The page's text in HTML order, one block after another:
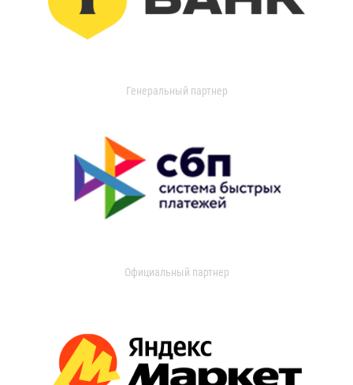
Генеральный партнер
Официальный партнер